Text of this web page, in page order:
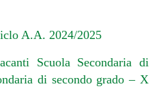
A.A. 2024/2025
Scuola Secondaria di
di secondo grado – X